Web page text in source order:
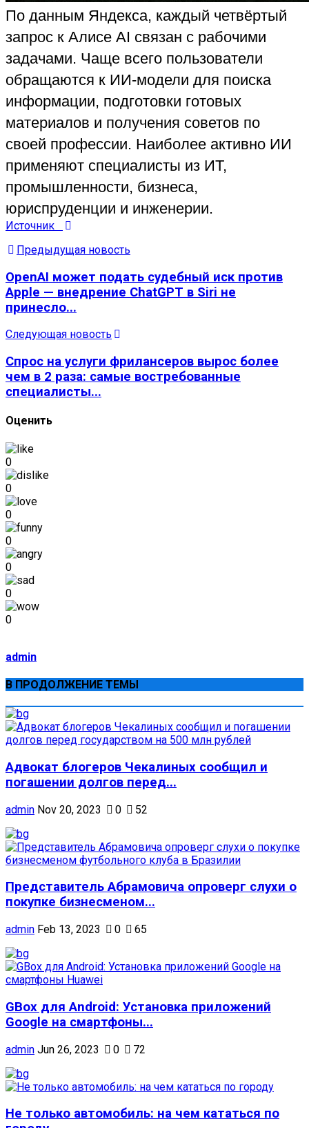
По данным Яндекса, каждый четвёртый
запрос к Алисе AI связан с рабочими
задачами. Чаще всего пользователи
обращаются к ИИ-модели для поиска
информации, подготовки готовых
материалов и получения советов по
своей профессии. Наиболее активно ИИ
применяют специалисты из ИТ,
промышленности, бизнеса,
юриспруденции и инженерии.
Источник
Предыдущая новость
OpenAI может подать судебный иск против
Apple — внедрение ChatGPT в Siri не
принесло...
Следующая новость
Спрос на услуги фрилансеров вырос более
чем в 2 раза: самые востребованные
специалисты...
Оценить
0
0
0
0
0
0
0
admin
В ПРОДОЛЖЕНИЕ ТЕМЫ
Адвокат блогеров Чекалиных сообщил и
погашении долгов перед...
admin Nov 20, 2023 0 52
Представитель Абрамовича опроверг слухи о
покупке бизнесменом...
admin Feb 13, 2023 0 65
GBox для Android: Установка приложений
Google на смартфоны...
admin Jun 26, 2023 0 72
Не только автомобиль: на чем кататься по